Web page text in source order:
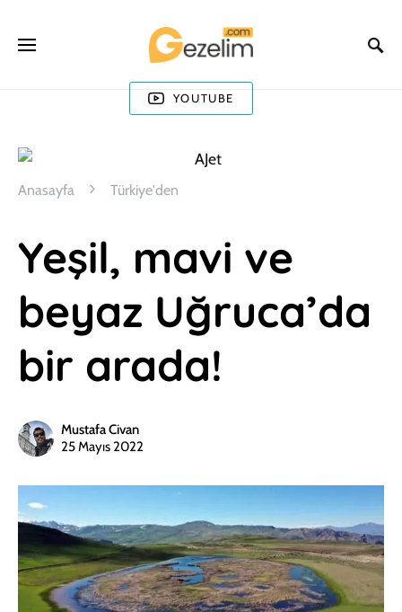
YOUTUBE
Anasayfa Türkiye'den
Yeşil, mavi ve
beyaz Uğruca’da
bir arada!
Mustafa Civan
25 Mayıs 2022